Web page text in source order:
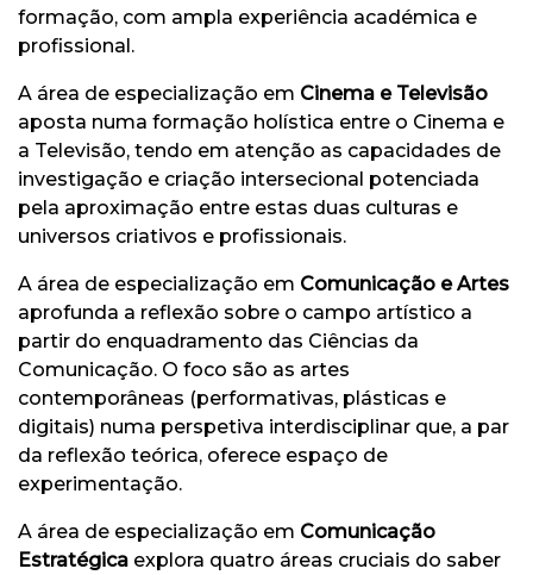
formação, com ampla experiência académica e
profissional.
A área de especialização em Cinema e Televisão
aposta numa formação holística entre o Cinema e
a Televisão, tendo em atenção as capacidades de
investigação e criação intersecional potenciada
pela aproximação entre estas duas culturas e
universos criativos e profissionais.
A área de especialização em Comunicação e Artes
aprofunda a reflexão sobre o campo artístico a
partir do enquadramento das Ciências da
Comunicação. O foco são as artes
contemporâneas (performativas, plásticas e
digitais) numa perspetiva interdisciplinar que, a par
da reflexão teórica, oferece espaço de
experimentação.
A área de especialização em Comunicação
Estratégica explora quatro áreas cruciais do saber